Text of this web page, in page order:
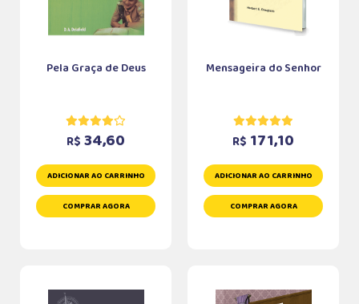
Pela Graça de Deus
R$ 34,60
ADICIONAR AO CARRINHO
COMPRAR AGORA
Mensageira do Senhor
R$ 171,10
ADICIONAR AO CARRINHO
COMPRAR AGORA